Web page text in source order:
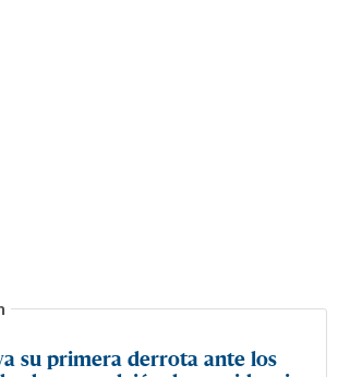
su primera derrota ante los